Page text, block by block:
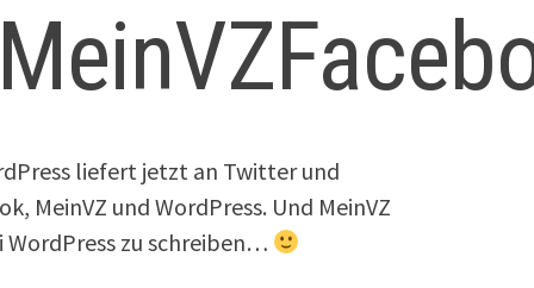
liefert jetzt an Twitter und
MeinVZ und WordPress. Und MeinVZ
zu schreiben…